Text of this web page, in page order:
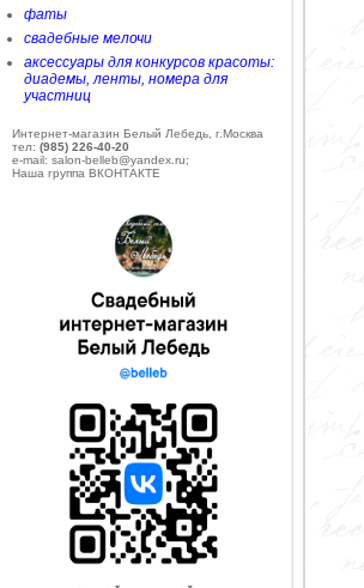
фаты
свадебные мелочи
аксессуары для конкурсов красоты:
диадемы, ленты, номера для
участниц
Интернет-магазин Белый Лебедь, г.Москва
тел: (985) 226-40-20
e-mail: salon-belleb@yandex.ru;
Наша группа ВКОНТАКТЕ